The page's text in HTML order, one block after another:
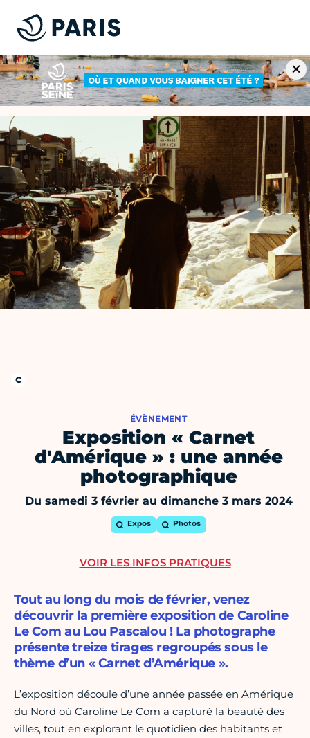
ÉVÈNEMENT
Exposition « Carnet
d'Amérique » : une année
photographique
Du samedi 3 février au dimanche 3 mars 2024
Expos Photos
Tout au long du mois de février, venez
découvrir la première exposition de Caroline
Le Com au Lou Pascalou ! La photographe
présente treize tirages regroupés sous le
thème d’un « Carnet d’Amérique ».
L’exposition découle d’une année passée en Amérique
du Nord où Caroline Le Com a capturé la beauté des
villes, tout en explorant le quotidien des habitants et
VOIR LES INFOS PRATIQUES